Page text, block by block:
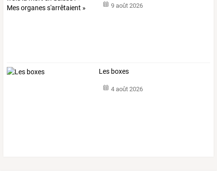
9 août 2026
Les boxes
4 août 2026